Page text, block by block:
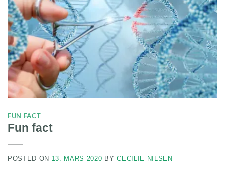
FUN FACT
Fun fact
POSTED ON 13. MARS 2020 BYCECILIE NILSEN